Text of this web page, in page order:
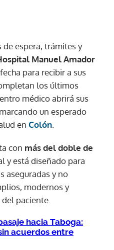
de espera, trámites y
Manuel Amador
para recibir a sus
los últimos
médico abrirá sus
un esperado
en Colón
con más del doble de
y está diseñado para
aseguradas y no
modernos y
paciente.
hacia Taboga:
acuerdos entre